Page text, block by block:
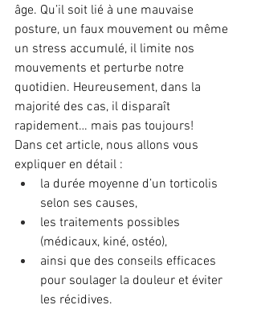
âge. Qu’il soit lié à une mauvaise
posture, un faux mouvement ou même
un stress accumulé, il limite nos
mouvements et perturbe notre
quotidien. Heureusement, dans la
majorité des cas, il disparaît
rapidement… mais pas toujours!
Dans cet article, nous allons vous
expliquer en détail :
la durée moyenne d’un torticolis
selon ses causes,
les traitements possibles
(médicaux, kiné, ostéo),
ainsi que des conseils efficaces
pour soulager la douleur et éviter
les récidives.